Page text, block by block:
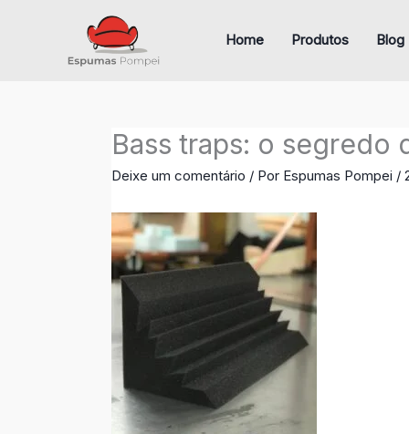
Home Produtos Blog
Bass traps: o segredo
Deixe um comentário / Por Espumas Pompei /